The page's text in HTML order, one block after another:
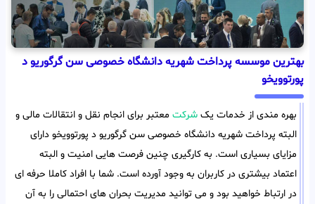
بهترین موسسه پرداخت شهریه دانشگاه خصوصی سن گرگوریو د
پورتوویخو
بهره مندی از خدمات یک شرکت معتبر برای انجام نقل و انتقالات مالی و
البته پرداخت شهریه دانشگاه خصوصی سن گرگوریو د پورتوویخو دارای
مزایای بسیاری است. به کارگیری چنین فرصت هایی امنیت و البته
اعتماد بیشتری در کاربران به وجود آورده است. شما با افراد کاملا حرفه ای
در ارتباط خواهید بود و می توانید مدیریت بحران های احتمالی را به آن